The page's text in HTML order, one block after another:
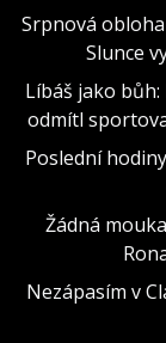
Srpnová
Slunce
Líbáš jako
odmítl
Poslední
Žádná
Nezápasím v